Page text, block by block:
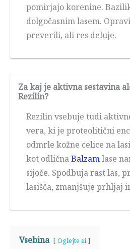
pomirjajo korenine.
dolgočasnim lasem.
preverili, ali res deluje.
Za kaj je aktivna sestavina
Rezilin?
Rezilin vsebuje tudi
vera, ki je proteolitični
odmrle kožne celice na
kot odličnaBalzamlase
sijoče. Spodbuja rast las,
lasišča, zmanjšuje prhljaj
Vsebina Oglejte si